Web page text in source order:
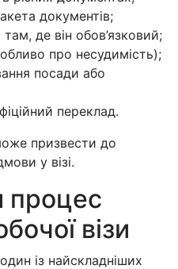
документів;
там, де він обов’язковий;
про несудимість);
посади або
переклад.
призвести до
у візі.
процес
візи
із найскладніших